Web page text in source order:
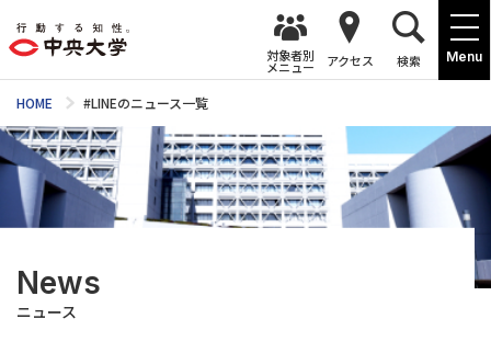
Menu
対象者別
メニュー アクセス 検索
HOME #LINEのニュース一覧
News
ニュース